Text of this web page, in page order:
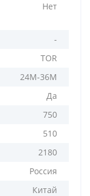
Нет
-
TOR
24М-36М
Да
750
510
2180
Россия
Китай